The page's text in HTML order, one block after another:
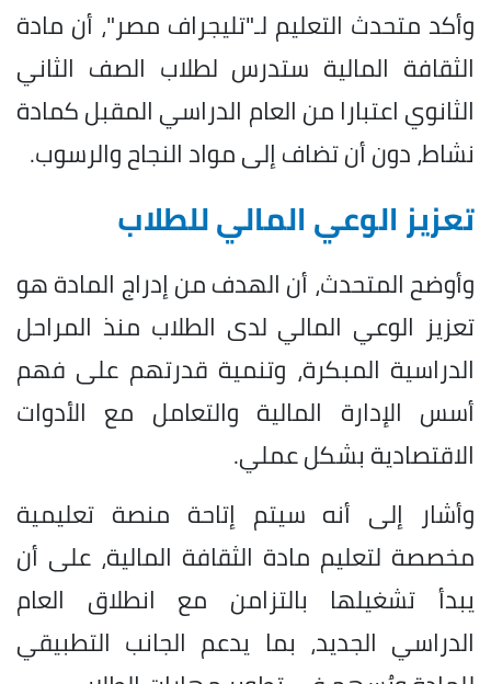
وأكد متحدث التعليم لـ"تليجراف مصر"، أن مادة
الثقافة المالية ستدرس لطلاب الصف الثاني
الثانوي اعتبارا من العام الدراسي المقبل كمادة
نشاط، دون أن تضاف إلى مواد النجاح والرسوب.
تعزيز الوعي المالي للطلاب
وأوضح المتحدث، أن الهدف من إدراج المادة هو
تعزيز الوعي المالي لدى الطلاب منذ المراحل
الدراسية المبكرة، وتنمية قدرتهم على فهم
أسس الإدارة المالية والتعامل مع الأدوات
الاقتصادية بشكل عملي.
وأشار إلى أنه سيتم إتاحة منصة تعليمية
مخصصة لتعليم مادة الثقافة المالية، على أن
يبدأ تشغيلها بالتزامن مع انطلاق العام
الدراسي الجديد، بما يدعم الجانب التطبيقي